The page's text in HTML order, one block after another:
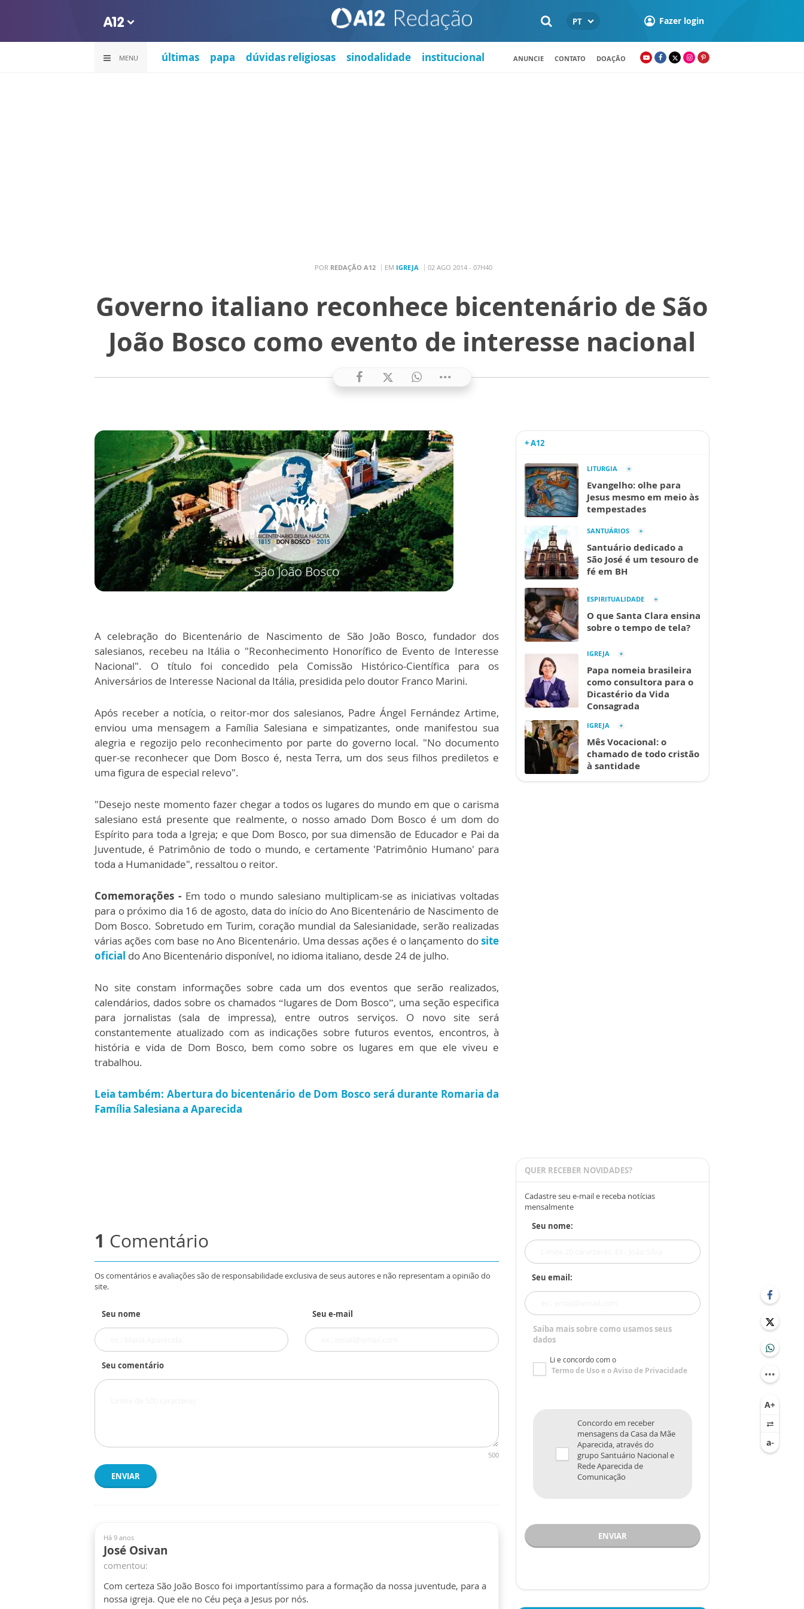
PT Fazer login
MENU últimas papa dúvidas religiosas sinodalidade institucional ANUNCIE CONTATO DOAÇÃO
POR REDAÇÃO A12 EM IGREJA 02 AGO 2014 - 07H40
Governo italiano reconhece bicentenário de São
João Bosco como evento de interesse nacional
A celebração do Bicentenário de Nascimento de São João Bosco, fundador dos
salesianos, recebeu na Itália o "Reconhecimento Honorífico de Evento de Interesse
Nacional". O título foi concedido pela Comissão Histórico-Científica para os
Aniversários de Interesse Nacional da Itália, presidida pelo doutor Franco Marini.
Após receber a notícia, o reitor-mor dos salesianos, Padre Ángel Fernández Artime,
enviou uma mensagem a Família Salesiana e simpatizantes, onde manifestou sua
alegria e regozijo pelo reconhecimento por parte do governo local. "No documento
quer-se reconhecer que Dom Bosco é, nesta Terra, um dos seus filhos prediletos e
uma figura de especial relevo".
"Desejo neste momento fazer chegar a todos os lugares do mundo em que o carisma
salesiano está presente que realmente, o nosso amado Dom Bosco é um dom do
Espírito para toda a Igreja; e que Dom Bosco, por sua dimensão de Educador e Pai da
Juventude, é Patrimônio de todo o mundo, e certamente 'Patrimônio Humano' para
toda a Humanidade", ressaltou o reitor.
Comemorações - Em todo o mundo salesiano multiplicam-se as iniciativas voltadas
para o próximo dia 16 de agosto, data do início do Ano Bicentenário de Nascimento de
Dom Bosco. Sobretudo em Turim, coração mundial da Salesianidade, serão realizadas
várias ações com base no Ano Bicentenário. Uma dessas ações é o lançamento dosite
oficial do Ano Bicentenário disponível, no idioma italiano, desde 24 de julho.
No site constam informações sobre cada um dos eventos que serão realizados,
calendários, dados sobre os chamados “lugares de Dom Bosco”, uma seção especifica
para jornalistas (sala de impressa), entre outros serviços. O novo site será
constantemente atualizado com as indicações sobre futuros eventos, encontros, à
história e vida de Dom Bosco, bem como sobre os lugares em que ele viveu e
trabalhou.
Leia também: Abertura do bicentenário de Dom Bosco será durante Romaria da
Família Salesiana a Aparecida
1 Comentário
Os comentários e avaliações são de responsabilidade exclusiva de seus autores e não representam a opinião do
site.
Seu nome Seu e-mail
Seu comentário
500
ENVIAR
Há 9 anos
José Osivan
comentou:
Com certeza São João Bosco foi importantíssimo para a formação da nossa juventude, para a
nossa igreja. Que ele no Céu peça a Jesus por nós.
+ A12
LITURGIA
Evangelho: olhe para
Jesus mesmo em meio às
tempestades
SANTUÁRIOS
Santuário dedicado a
São José é um tesouro de
fé em BH
ESPIRITUALIDADE
O que Santa Clara ensina
sobre o tempo de tela?
IGREJA
Papa nomeia brasileira
como consultora para o
Dicastério da Vida
Consagrada
IGREJA
Mês Vocacional: o
chamado de todo cristão
à santidade
QUER RECEBER NOVIDADES?
Cadastre seu e-mail e receba notícias
mensalmente
Seu nome:
Seu email:
Saiba mais sobre como usamos seus
dados
Li e concordo com o
Termo de Usoe oAviso de Privacidade
Concordo em receber
mensagens da Casa da Mãe
Aparecida, através do
grupo Santuário Nacional e
Rede Aparecida de
Comunicação
ENVIAR